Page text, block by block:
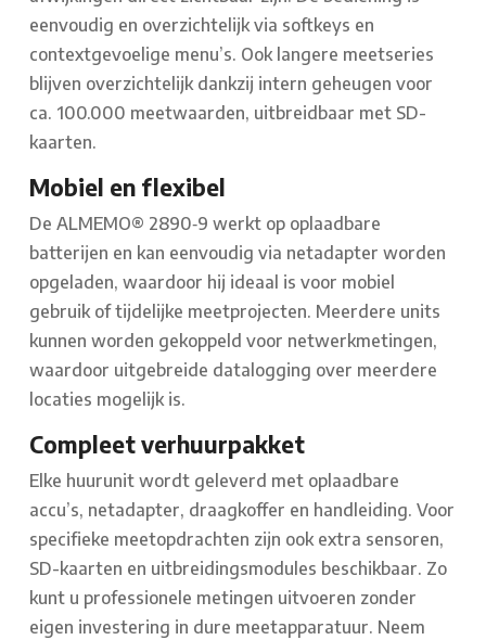
eenvoudig en overzichtelijk via softkeys en
contextgevoelige menu’s. Ook langere meetseries
blijven overzichtelijk dankzij intern geheugen voor
ca. 100.000 meetwaarden, uitbreidbaar met SD-
kaarten.
Mobiel en flexibel
De ALMEMO® 2890‑9 werkt op oplaadbare
batterijen en kan eenvoudig via netadapter worden
opgeladen, waardoor hij ideaal is voor mobiel
gebruik of tijdelijke meetprojecten. Meerdere units
kunnen worden gekoppeld voor netwerkmetingen,
waardoor uitgebreide datalogging over meerdere
locaties mogelijk is.
Compleet verhuurpakket
Elke huurunit wordt geleverd met oplaadbare
accu’s, netadapter, draagkoffer en handleiding. Voor
specifieke meetopdrachten zijn ook extra sensoren,
SD-kaarten en uitbreidingsmodules beschikbaar. Zo
kunt u professionele metingen uitvoeren zonder
eigen investering in dure meetapparatuur. Neem